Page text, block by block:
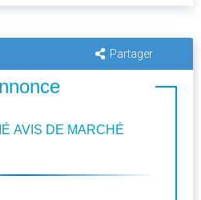
Partager
AVIS DE MARCHÉ